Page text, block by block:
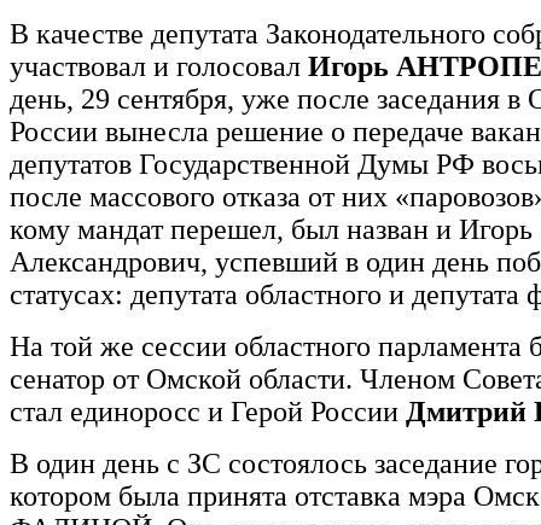
В качестве депутата Законодательного
участвовал и голосовал Игорь
день, 29 сентября, уже после заседания
России вынесла решение о передаче
депутатов Государственной Думы РФ
после массового отказа от них
кому мандат перешел, был назван и Игорь
Александрович, успевший в один день
статусах: депутата областного и депутата
На той же сессии областного парламента
сенатор от Омской области. Членом
стал единоросс и Герой России
В один день с ЗС состоялось заседание
котором была принята отставка мэра